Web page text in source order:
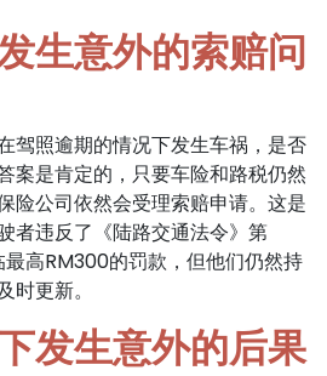
生意外的索赔问
驾照逾期的情况下发生车祸，是否
案是肯定的，只要车险和路税仍然
险公司依然会受理索赔申请。这是
者违反了《陆路交通法令》第
高RM300的罚款，但他们仍然持
更新。
发生意外的后果